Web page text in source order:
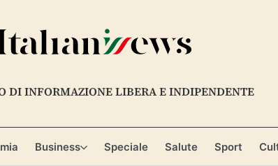
DI INFORMAZIONE LIBERA E INDIPENDENTE
Business Speciale Salute Sport